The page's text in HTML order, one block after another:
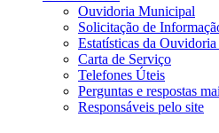
Ouvidoria Municipal
Solicitação de
Estatísticas da
Carta de Serviço
Telefones Úteis
Perguntas e respostas
Responsáveis pelo site